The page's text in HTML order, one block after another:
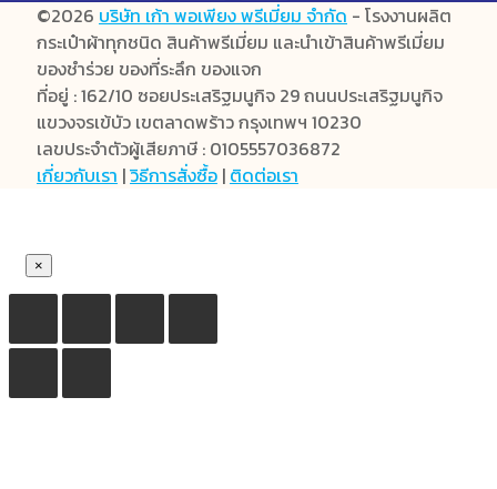
©2026 บริษัท เก้า พอเพียง พรีเมี่ยม จำกัด - โรงงานผลิต
กระเป๋าผ้าทุกชนิด สินค้าพรีเมี่ยม และนำเข้าสินค้าพรีเมี่ยม
ของชำร่วย ของที่ระลึก ของแจก
ที่อยู่ : 162/10 ซอยประเสริฐมนูกิจ 29 ถนนประเสริฐมนูกิจ
แขวงจรเข้บัว เขตลาดพร้าว กรุงเทพฯ 10230
เลขประจำตัวผู้เสียภาษี : 0105557036872
เกี่ยวกับเรา |วิธีการสั่งซื้อ | ติดต่อเรา
×